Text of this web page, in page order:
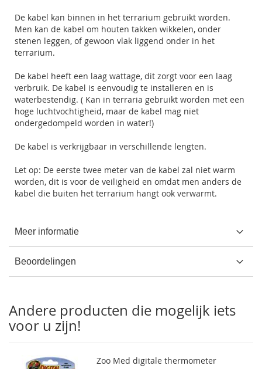
De kabel kan binnen in het terrarium gebruikt worden.
Men kan de kabel om houten takken wikkelen, onder
stenen leggen, of gewoon vlak liggend onder in het
terrarium.
De kabel heeft een laag wattage, dit zorgt voor een laag
verbruik. De kabel is eenvoudig te installeren en is
waterbestendig. ( Kan in terraria gebruikt worden met een
hoge luchtvochtigheid, maar de kabel mag niet
ondergedompeld worden in water!)
De kabel is verkrijgbaar in verschillende lengten.
Let op: De eerste twee meter van de kabel zal niet warm
worden, dit is voor de veiligheid en omdat men anders de
kabel die buiten het terrarium hangt ook verwarmt.
Meer informatie
Beoordelingen
Andere producten die mogelijk iets
voor u zijn!
Zoo Med digitale thermometer